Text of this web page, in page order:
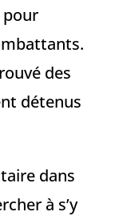
des
détenus
dans
à s’y